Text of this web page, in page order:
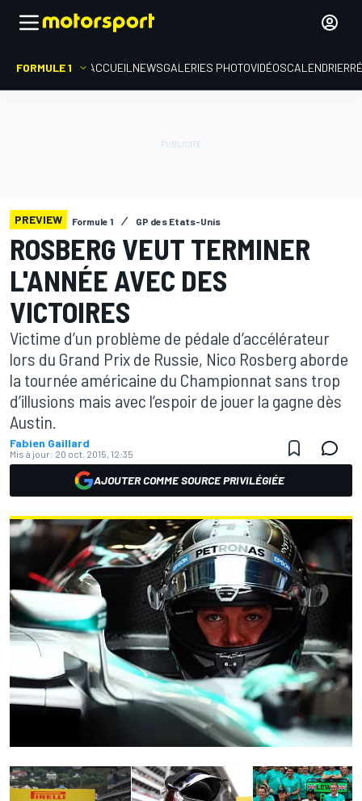
FORMULE 1 ACCUEIL NEWSGALERIES PHOTOVIDÉOSCALENDRIER
PREVIEW Formule 1 GP des Etats-Unis
ROSBERG VEUT TERMINER
L'ANNÉE AVEC DES
VICTOIRES
Victime d’un problème de pédale d’accélérateur
lors du Grand Prix de Russie, Nico Rosberg aborde
la tournée américaine du Championnat sans trop
d’illusions mais avec l’espoir de jouer la gagne dès
Austin.
Fabien Gaillard
Mis à jour: 20 oct. 2015, 12:35
AJOUTER COMME SOURCE PRIVILÉGIÉE